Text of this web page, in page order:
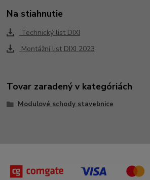
Na stiahnutie
Technický list DIXI
Montážní list DIXI 2023
Tovar zaradený v kategóriách
Modulové schody stavebnice